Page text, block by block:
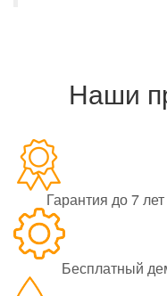
Наши
Гарантия до 7
Бесплатный